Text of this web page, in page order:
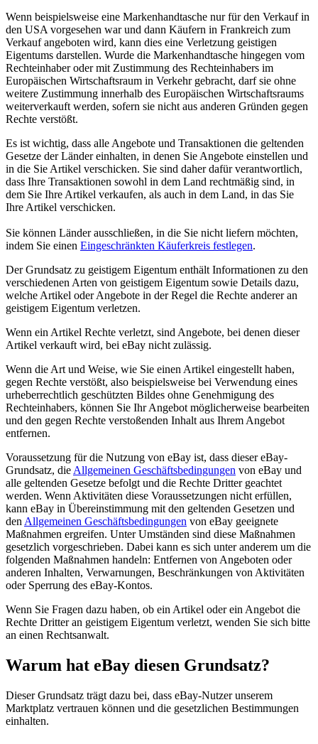
Wenn beispielsweise eine Markenhandtasche nur für den Verkauf in
den USA vorgesehen war und dann Käufern in Frankreich zum
Verkauf angeboten wird, kann dies eine Verletzung geistigen
Eigentums darstellen. Wurde die Markenhandtasche hingegen vom
Rechteinhaber oder mit Zustimmung des Rechteinhabers im
Europäischen Wirtschaftsraum in Verkehr gebracht, darf sie ohne
weitere Zustimmung innerhalb des Europäischen Wirtschaftsraums
weiterverkauft werden, sofern sie nicht aus anderen Gründen gegen
Rechte verstößt.
Es ist wichtig, dass alle Angebote und Transaktionen die geltenden
Gesetze der Länder einhalten, in denen Sie Angebote einstellen und
in die Sie Artikel verschicken. Sie sind daher dafür verantwortlich,
dass Ihre Transaktionen sowohl in dem Land rechtmäßig sind, in
dem Sie Ihre Artikel verkaufen, als auch in dem Land, in das Sie
Ihre Artikel verschicken.
Sie können Länder ausschließen, in die Sie nicht liefern möchten,
indem Sie einen Eingeschränkten Käuferkreis festlegen.
Der Grundsatz zu geistigem Eigentum enthält Informationen zu den
verschiedenen Arten von geistigem Eigentum sowie Details dazu,
welche Artikel oder Angebote in der Regel die Rechte anderer an
geistigem Eigentum verletzen.
Wenn ein Artikel Rechte verletzt, sind Angebote, bei denen dieser
Artikel verkauft wird, bei eBay nicht zulässig.
Wenn die Art und Weise, wie Sie einen Artikel eingestellt haben,
gegen Rechte verstößt, also beispielsweise bei Verwendung eines
urheberrechtlich geschützten Bildes ohne Genehmigung des
Rechteinhabers, können Sie Ihr Angebot möglicherweise bearbeiten
und den gegen Rechte verstoßenden Inhalt aus Ihrem Angebot
entfernen.
Voraussetzung für die Nutzung von eBay ist, dass dieser eBay-
Grundsatz, die Allgemeinen Geschäftsbedingungen von eBay und
alle geltenden Gesetze befolgt und die Rechte Dritter geachtet
werden. Wenn Aktivitäten diese Voraussetzungen nicht erfüllen,
kann eBay in Übereinstimmung mit den geltenden Gesetzen und
den Allgemeinen Geschäftsbedingungen von eBay geeignete
Maßnahmen ergreifen. Unter Umständen sind diese Maßnahmen
gesetzlich vorgeschrieben. Dabei kann es sich unter anderem um die
folgenden Maßnahmen handeln: Entfernen von Angeboten oder
anderen Inhalten, Verwarnungen, Beschränkungen von Aktivitäten
oder Sperrung des eBay-Kontos.
Wenn Sie Fragen dazu haben, ob ein Artikel oder ein Angebot die
Rechte Dritter an geistigem Eigentum verletzt, wenden Sie sich bitte
an einen Rechtsanwalt.
Warum hat eBay diesen Grundsatz?
Dieser Grundsatz trägt dazu bei, dass eBay-Nutzer unserem
Marktplatz vertrauen können und die gesetzlichen Bestimmungen
einhalten.